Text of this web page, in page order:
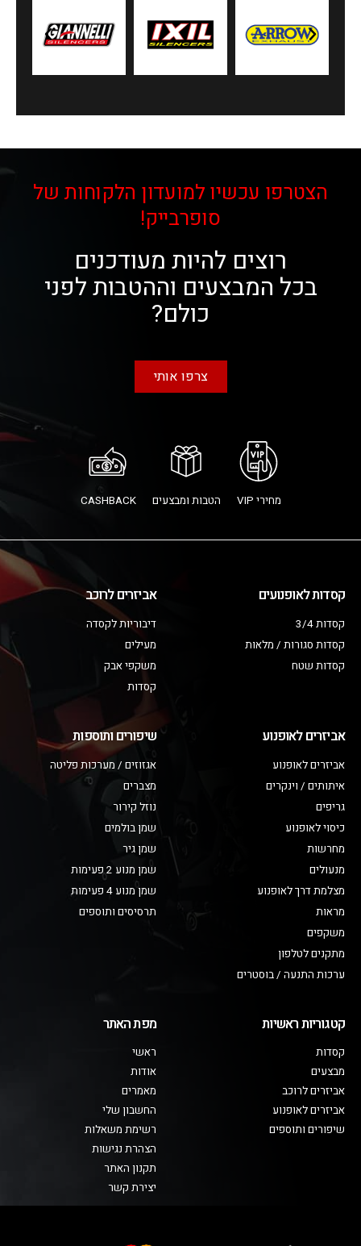
הצטרפו עכשיו למועדון הלקוחות של
סופרבייק!
רוצים להיות מעודכנים
בכל המבצעים וההטבות לפני
כולם?
צרפו אותי
מחירי VIP הטבות ומבצעים CASHBACK
קסדות לאופנועים
קסדות 3/4
קסדות סגורות / מלאות
קסדות שטח
אביזרים לרוכב
דיבוריות לקסדה
מעילים
משקפי אבק
קסדות
אביזרים לאופנוע
אביזרים לאופנוע
איתותים / וינקרים
גריפים
כיסוי לאופנוע
מחרשות
מנעולים
מצלמת דרך לאופנוע
מראות
משקפים
מתקנים לטלפון
ערכות התנעה / בוסטרים
שיפורים ותוספות
אגזוזים / מערכות פליטה
מצברים
נוזל קירור
שמן בולמים
שמן גיר
שמן מנוע 2 פעימות
שמן מנוע 4 פעימות
תרסיסים ותוספים
קטגוריות ראשיות
קסדות
מבצעים
אביזרים לרוכב
אביזרים לאופנוע
שיפורים ותוספים
מפת האתר
ראשי
אודות
מאמרים
החשבון שלי
רשימת משאלות
הצהרת נגישות
תקנון האתר
יצירת קשר